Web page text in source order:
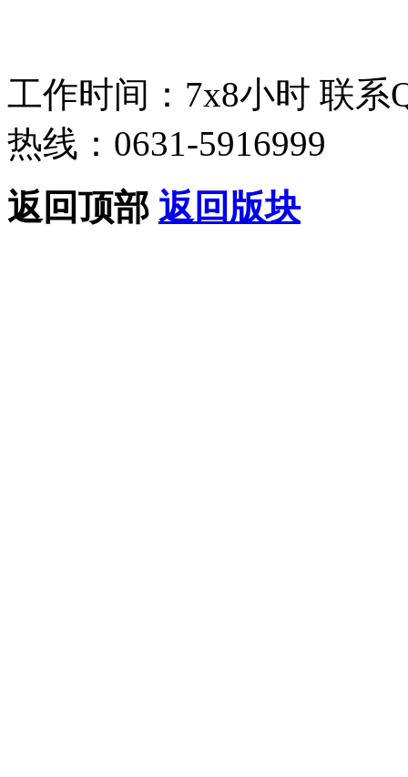
工作时间：7x8小时 联系
热线：0631-5916999
返回顶部 返回版块